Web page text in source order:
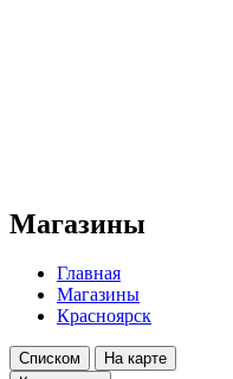
Магазины
Главная
Магазины
Красноярск
Списком
На карте